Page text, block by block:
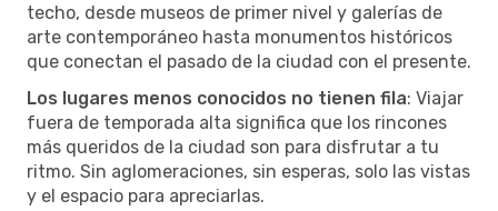
techo, desde museos de primer nivel y galerías de
arte contemporáneo hasta monumentos históricos
que conectan el pasado de la ciudad con el presente.
Los lugares menos conocidos no tienen fila: Viajar
fuera de temporada alta significa que los rincones
más queridos de la ciudad son para disfrutar a tu
ritmo. Sin aglomeraciones, sin esperas, solo las vistas
y el espacio para apreciarlas.